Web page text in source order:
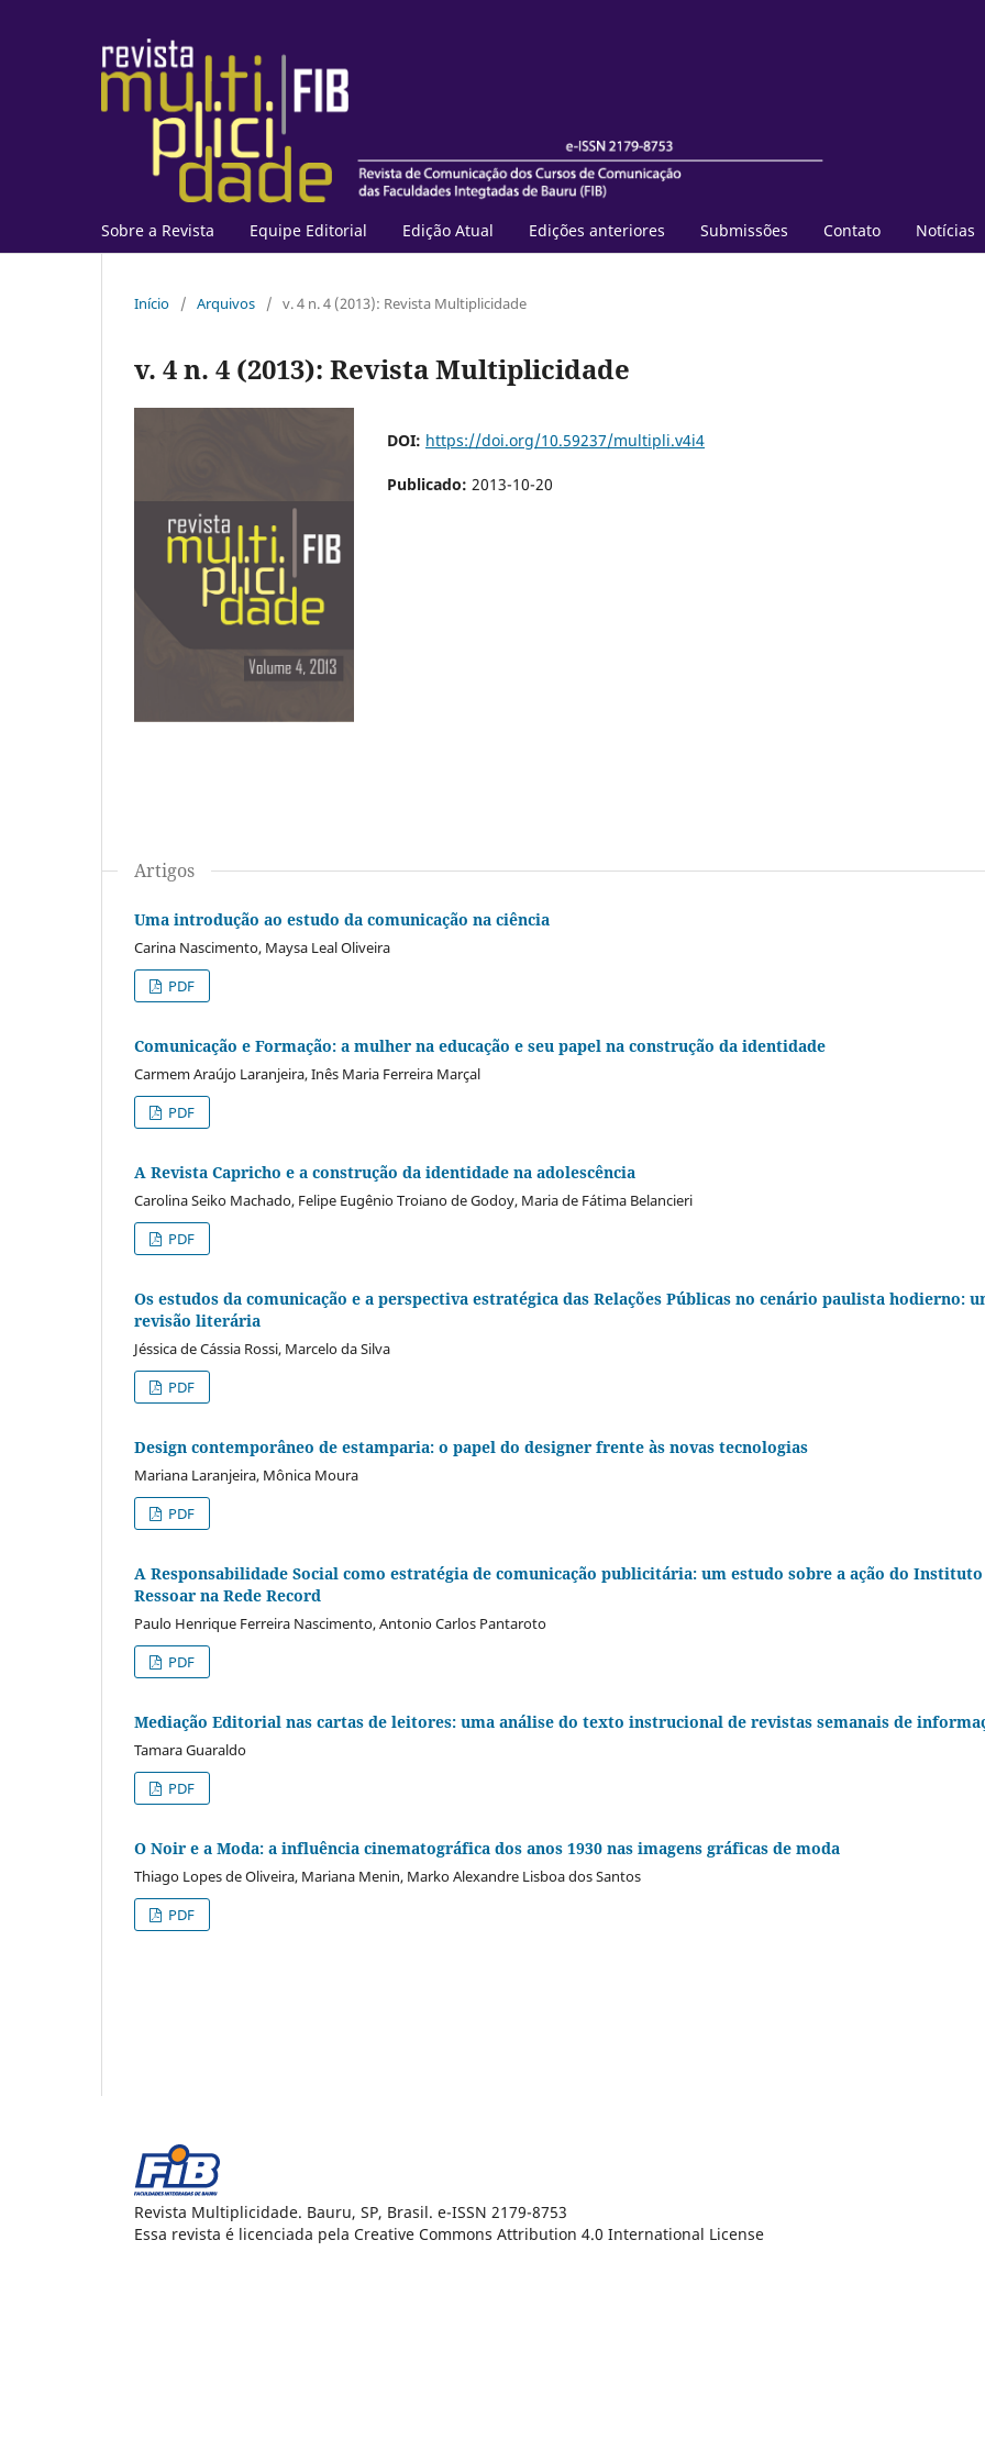
Sobre a Revista Equipe Editorial Edição Atual Edições anteriores Submissões Contato Notícias
Início / Arquivos / v. 4 n. 4 (2013): Revista Multiplicidade
v. 4 n. 4 (2013): Revista Multiplicidade
DOI: https://doi.org/10.59237/multipli.v4i4
Publicado: 2013-10-20
Artigos
Uma introdução ao estudo da comunicação na ciência
Carina Nascimento, Maysa Leal Oliveira
PDF
Comunicação e Formação: a mulher na educação e seu papel na construção da identidade
Carmem Araújo Laranjeira, Inês Maria Ferreira Marçal
PDF
A Revista Capricho e a construção da identidade na adolescência
Carolina Seiko Machado, Felipe Eugênio Troiano de Godoy, Maria de Fátima Belancieri
PDF
Os estudos da comunicação e a perspectiva estratégica das Relações Públicas no cenário paulista hodierno:
revisão literária
Jéssica de Cássia Rossi, Marcelo da Silva
PDF
Design contemporâneo de estamparia: o papel do designer frente às novas tecnologias
Mariana Laranjeira, Mônica Moura
PDF
A Responsabilidade Social como estratégia de comunicação publicitária: um estudo sobre a ação do Instituto
Ressoar na Rede Record
Paulo Henrique Ferreira Nascimento, Antonio Carlos Pantaroto
PDF
Mediação Editorial nas cartas de leitores: uma análise do texto instrucional de revistas semanais de
Tamara Guaraldo
PDF
O Noir e a Moda: a influência cinematográfica dos anos 1930 nas imagens gráficas de moda
Thiago Lopes de Oliveira, Mariana Menin, Marko Alexandre Lisboa dos Santos
PDF
Revista Multiplicidade. Bauru, SP, Brasil. e-ISSN 2179-8753
Essa revista é licenciada pela Creative Commons Attribution 4.0 International License